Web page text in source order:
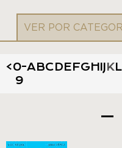
VER POR
<0-
9
ABC D E FGH J KL